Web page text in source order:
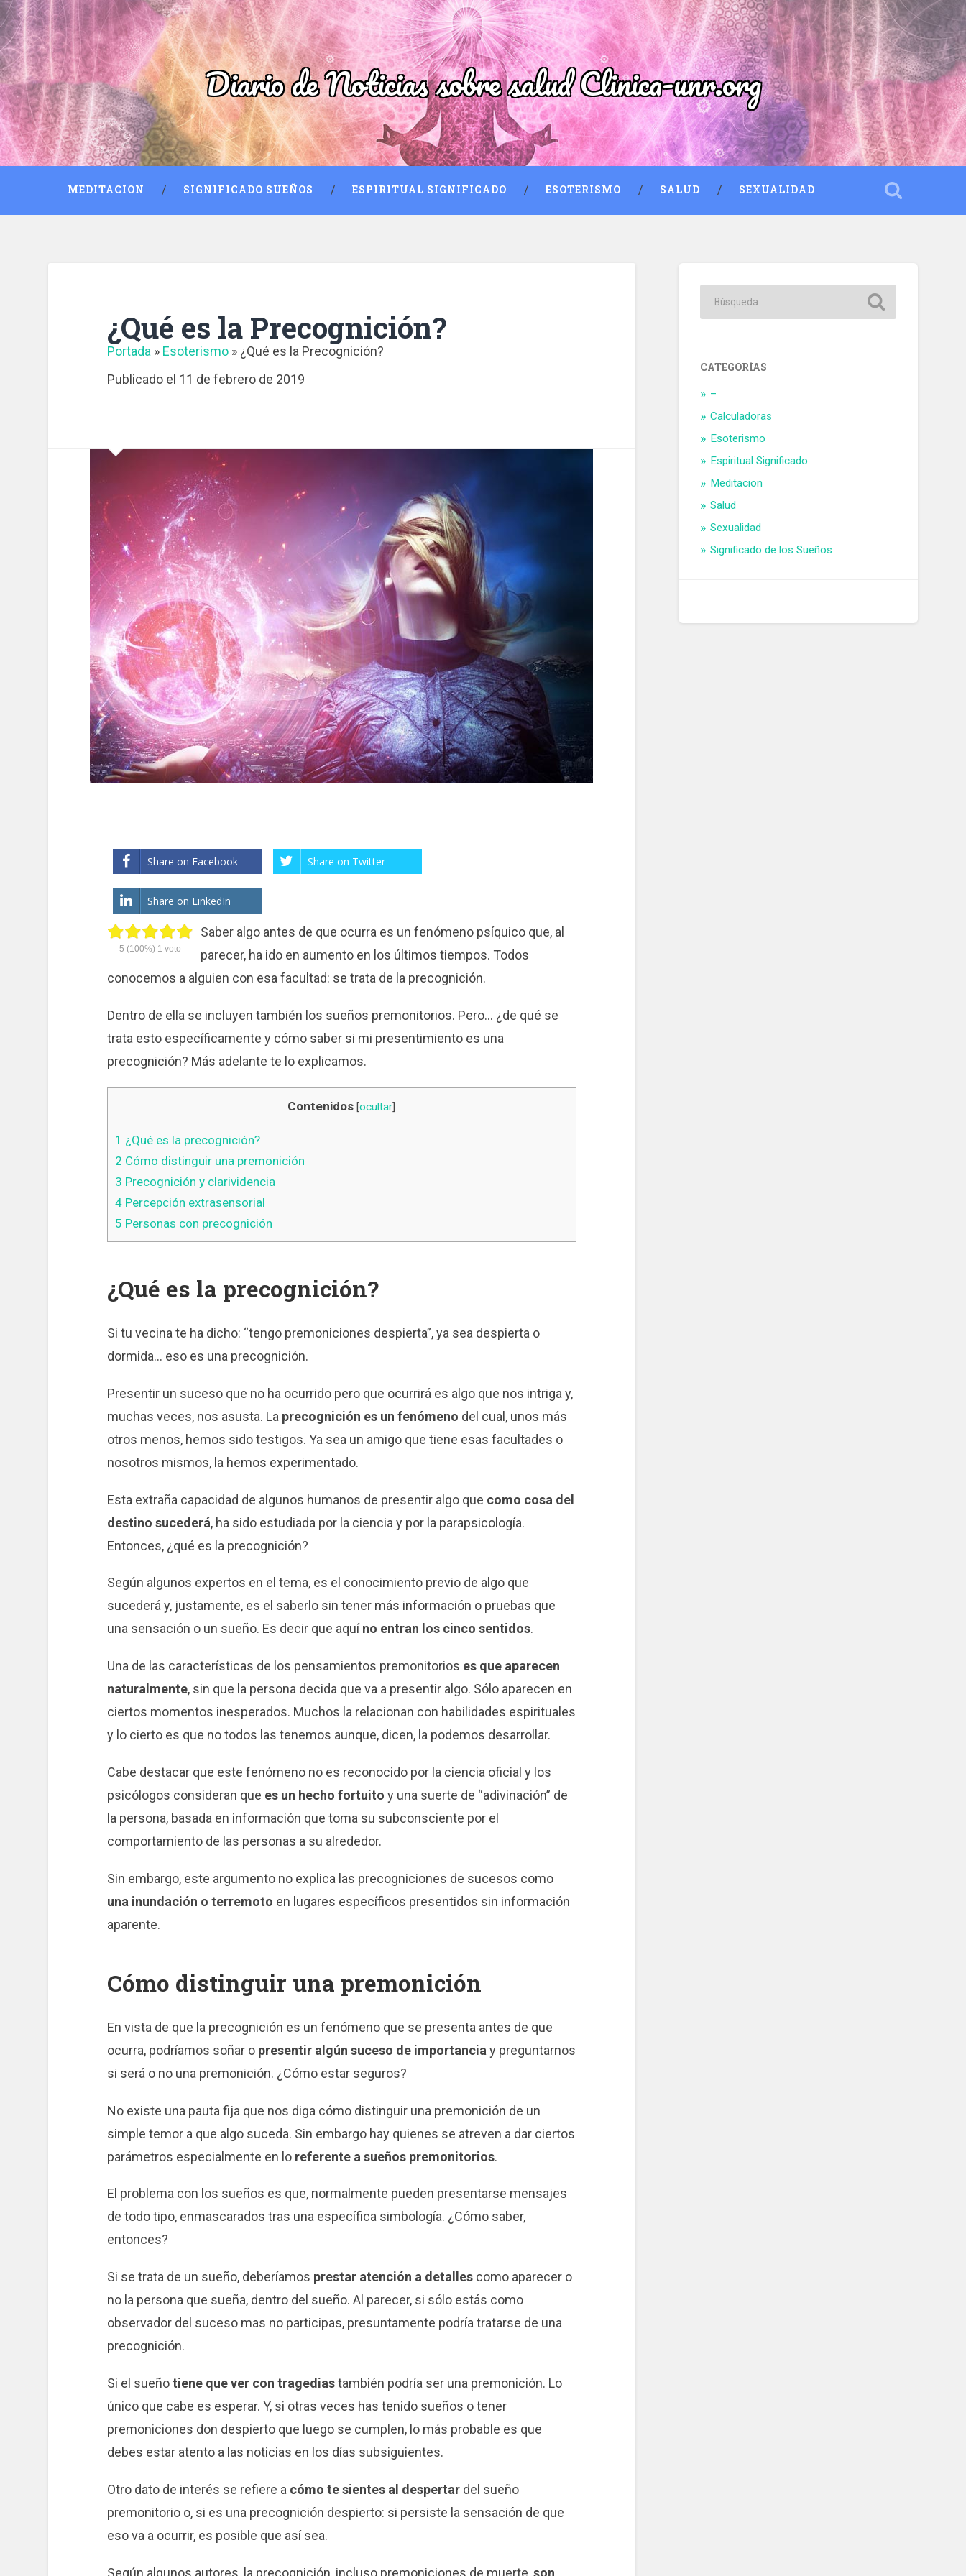
Diario de Noticias sobre salud Clinica-unr.org
MEDITACION SIGNIFICADO SUEÑOS ESPIRITUAL SIGNIFICADO ESOTERISMO SALUD SEXUALIDAD
¿Qué es la Precognición?
Portada » Esoterismo» ¿Qué es la Precognición?
Publicado el 11 de febrero de 2019
Share on Facebook Share on Twitter
Share on LinkedIn
5 (100%) 1 voto
Saber algo antes de que ocurra es un fenómeno psíquico que, al
parecer, ha ido en aumento en los últimos tiempos. Todos
conocemos a alguien con esa facultad: se trata de la precognición.
Dentro de ella se incluyen también los sueños premonitorios. Pero… ¿de qué se
trata esto específicamente y cómo saber si mi presentimiento es una
precognición? Más adelante te lo explicamos.
Contenidos [ocultar]
1 ¿Qué es la precognición?
2 Cómo distinguir una premonición
3 Precognición y clarividencia
4Percepción extrasensorial
5 Personas con precognición
¿Qué es la precognición?
Si tu vecina te ha dicho: “tengo premoniciones despierta”, ya sea despierta o
dormida… eso es una precognición.
Presentir un suceso que no ha ocurrido pero que ocurrirá es algo que nos intriga y,
muchas veces, nos asusta. La precognición es un fenómeno del cual, unos más
otros menos, hemos sido testigos. Ya sea un amigo que tiene esas facultades o
nosotros mismos, la hemos experimentado.
Esta extraña capacidad de algunos humanos de presentir algo que como cosa del
destino sucederá, ha sido estudiada por la ciencia y por la parapsicología.
Entonces, ¿qué es la precognición?
Según algunos expertos en el tema, es el conocimiento previo de algo que
sucederá y, justamente, es el saberlo sin tener más información o pruebas que
una sensación o un sueño. Es decir que aquíno entran los cinco sentidos.
Una de las características de los pensamientos premonitorios es que aparecen
naturalmente, sin que la persona decida que va a presentir algo. Sólo aparecen en
ciertos momentos inesperados. Muchos la relacionan con habilidades espirituales
y lo cierto es que no todos las tenemos aunque, dicen, la podemos desarrollar.
Cabe destacar que este fenómeno no es reconocido por la ciencia oficial y los
psicólogos consideran que es un hecho fortuito y una suerte de “adivinación” de
la persona, basada en información que toma su subconsciente por el
comportamiento de las personas a su alrededor.
Sin embargo, este argumento no explica las precogniciones de sucesos como
una inundación o terremoto en lugares específicos presentidos sin información
aparente.
Cómo distinguir una premonición
En vista de que la precognición es un fenómeno que se presenta antes de que
ocurra, podríamos soñar o presentir algún suceso de importancia y preguntarnos
si será o no una premonición. ¿Cómo estar seguros?
No existe una pauta fija que nos diga cómo distinguir una premonición de un
simple temor a que algo suceda. Sin embargo hay quienes se atreven a dar ciertos
parámetros especialmente en lo referente a sueños premonitorios.
El problema con los sueños es que, normalmente pueden presentarse mensajes
de todo tipo, enmascarados tras una específica simbología. ¿Cómo saber,
entonces?
Si se trata de un sueño, deberíamos prestar atención a detallescomo aparecer o
no la persona que sueña, dentro del sueño. Al parecer, si sólo estás como
observador del suceso mas no participas, presuntamente podría tratarse de una
precognición.
Si el sueñotiene que ver con tragediastambién podría ser una premonición. Lo
único que cabe es esperar. Y, si otras veces has tenido sueños o tener
premoniciones don despierto que luego se cumplen, lo más probable es que
debes estar atento a las noticias en los días subsiguientes.
Otro dato de interés se refiere a cómo te sientes al despertardel sueño
premonitorio o, si es una precognición despierto: si persiste la sensación de que
eso va a ocurrir, es posible que así sea.
Según algunos autores, la precognición, incluso premoniciones de muerte, son
CATEGORÍAS
–
Calculadoras
Esoterismo
Espiritual Significado
Meditacion
Salud
Sexualidad
Significado de los Sueños